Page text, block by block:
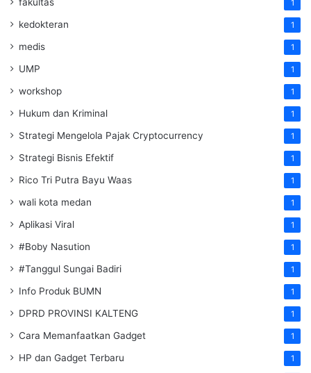
1
kedokteran 1
medis 1
UMP 1
workshop 1
Hukum dan Kriminal 1
Strategi Mengelola Pajak Cryptocurrency 1
Strategi Bisnis Efektif 1
Rico Tri Putra Bayu Waas 1
wali kota medan 1
Aplikasi Viral 1
#Boby Nasution 1
#Tanggul Sungai Badiri 1
Info Produk BUMN 1
DPRD PROVINSI KALTENG 1
Cara Memanfaatkan Gadget 1
HP dan Gadget Terbaru 1